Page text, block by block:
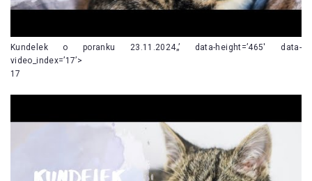
Kundelek o poranku 23.11.2024„’ data-height=’465′ data-
video_index=’17’>
17